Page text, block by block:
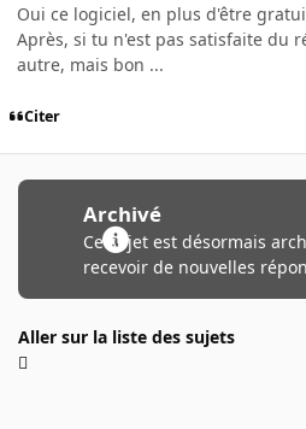
Oui ce logiciel, en plus d'être
Après, si tu n'est pas satisfaite du
autre, mais bon ...
Citer
Archivé
Ce sujet est désormais
recevoir de nouvelles
Aller sur la liste des sujets